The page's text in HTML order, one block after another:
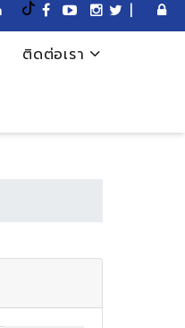
|
ติดต่อเรา